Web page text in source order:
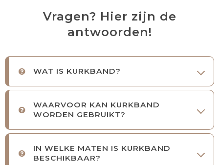
Vragen? Hier zijn de
antwoorden!
WAT IS KURKBAND?
WAARVOOR KAN KURKBAND
WORDEN GEBRUIKT?
IN WELKE MATEN IS KURKBAND
BESCHIKBAAR?